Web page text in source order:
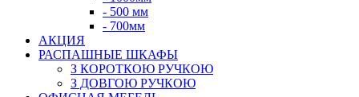
- 500 мм
- 700мм
АКЦИЯ
РАСПАШНЫЕ ШКАФЫ
З КОРОТКОЮ РУЧКОЮ
З ДОВГОЮ РУЧКОЮ